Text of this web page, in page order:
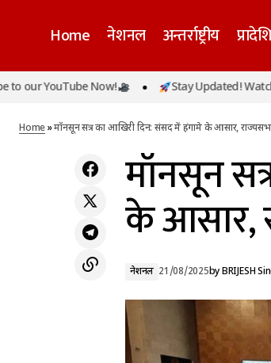
Home नेशनल अन्तर्राष्ट्रीय
गुजरात में भारी बारिश का रेड अलर्ट, हिमाचल में
Now! Stay Updated! Watch &
Home»मॉनसून सत्र का आखिरी दिन: संसद में हंगामे के आसार,
मॉनसून
के आसार,
नेशनल 21/08/2025byBRIJESH